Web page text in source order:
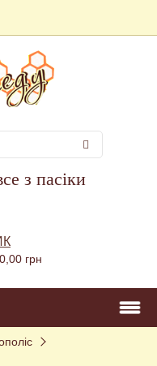
з пасіки
грн